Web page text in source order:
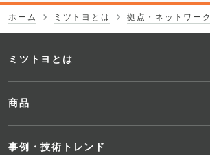
ホーム ミツトヨとは 拠点・ネットワーク
フ
ッ
タ
ミツトヨとは
商品
事例・技術トレンド